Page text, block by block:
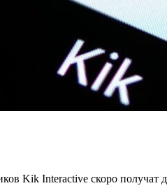
Kik Interactive скоро